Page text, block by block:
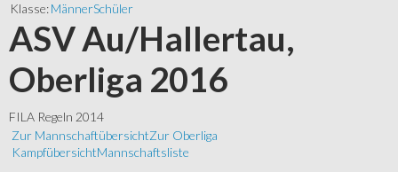
Klasse:MännerSchüler
ASV Au/Hallertau,
Oberliga 2016
FILA Regeln 2014
Zur MannschaftübersichtZur Oberliga
KampfübersichtMannschaftsliste